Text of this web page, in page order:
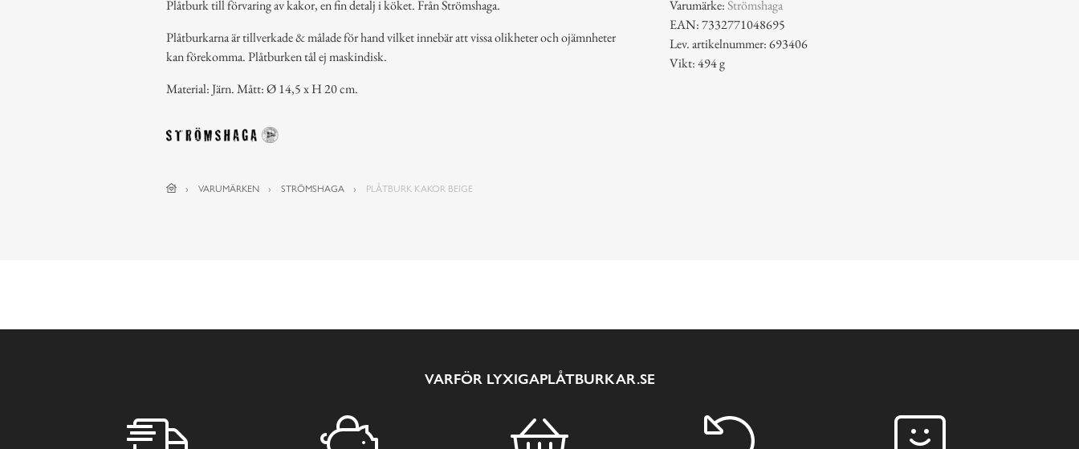
Plåtburk till förvaring av kakor, en fin detalj i köket. Från Strömshaga.
Plåtburkarna är tillverkade & målade för hand vilket innebär att vissa olikheter och ojämnheter
kan förekomma. Plåtburken tål ej maskindisk.
Material: Järn. Mått: Ø 14,5 x H 20 cm.
Varumärke:Strömshaga
EAN: 7332771048695
Lev. artikelnummer: 693406
Vikt: 494 g
VARUMÄRKEN STRÖMSHAGA PLÅTBURK KAKOR BEIGE
VARFÖR LYXIGAPLÅTBURKAR.SE